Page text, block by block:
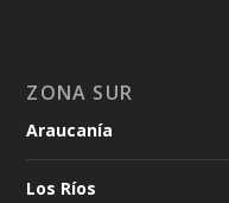
ZONA SUR
Araucanía
Los Ríos